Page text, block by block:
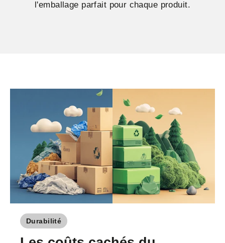
l'emballage parfait pour chaque produit.
Durabilité